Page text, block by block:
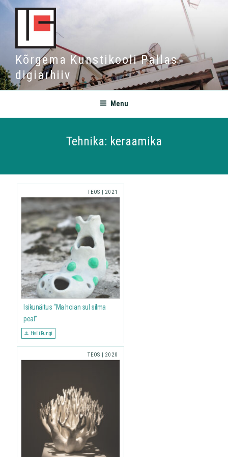
Kõrgema Kunstikooli Pallas
digiarhiiv
Menu
Tehnika: keraamika
TEOS | 2021
Isikunäitus “Ma hoian sul silma
peal”
Heili Rungi
TEOS | 2020